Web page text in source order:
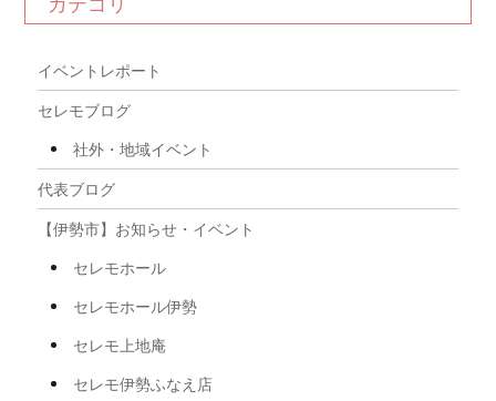
2025年12月
2025年10月
2025年8月
2025年7月
2025年3月
イベントレポート
セレモブログ
社外・地域イベント
代表ブログ
【伊勢市】お知らせ・イベント
セレモホール
セレモホール伊勢
セレモ上地庵
セレモ伊勢ふなえ店